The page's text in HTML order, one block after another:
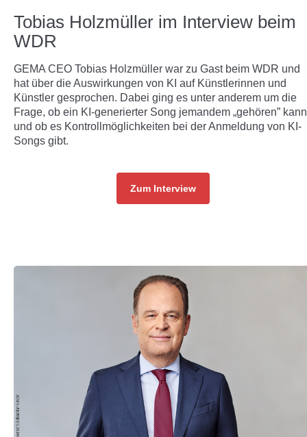
Tobias Holzmüller im Interview beim
WDR
GEMA CEO Tobias Holzmüller war zu Gast beim WDR und
hat über die Auswirkungen von KI auf Künstlerinnen und
Künstler gesprochen. Dabei ging es unter anderem um die
Frage, ob ein KI-generierter Song jemandem „gehören” kann
und ob es Kontrollmöglichkeiten bei der Anmeldung von KI-
Songs gibt.
Zum Interview